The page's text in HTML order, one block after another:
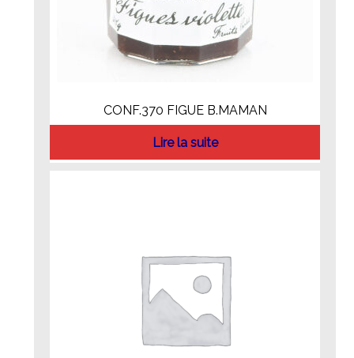
CONF.370 FIGUE B.MAMAN
Lire la suite